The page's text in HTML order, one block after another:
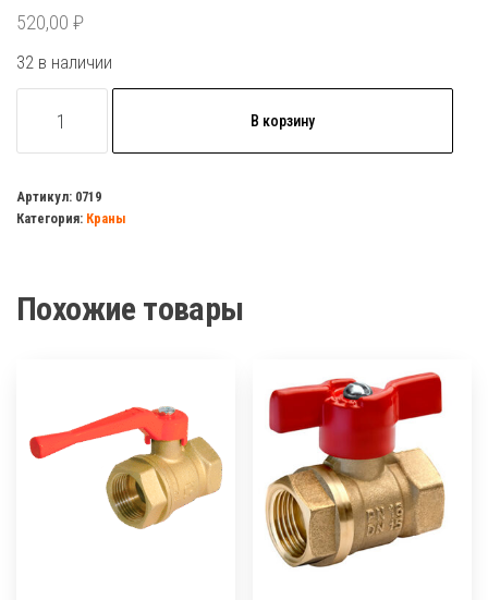
520,00 ₽
32 в наличии
товара
шаровый
3/4"
рычаг
В корзину
Артикул: 0719
Категория: Краны
Похожие товары